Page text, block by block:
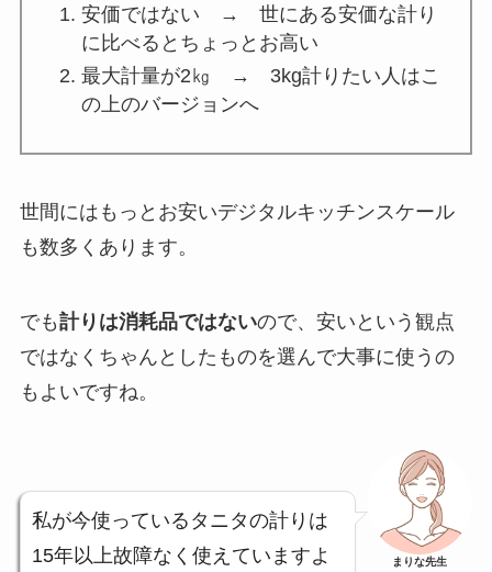
安価ではない → 世にある安価な計り
に比べるとちょっとお高い
最大計量が2㎏ → 3kg計りたい人はこ
の上のバージョンへ
世間にはもっとお安いデジタルキッチンスケール
も数多くあります。
でも計りは消耗品ではないので、安いという観点
ではなく ちゃんとしたものを選んで大事に使う の
もよいですね。
私が今使っているタニタの計りは
15年以上故障なく使えていますよ
まりな先生